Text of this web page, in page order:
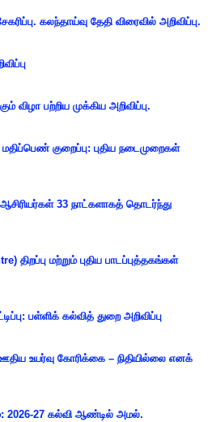
கலந்தாய்வு தேதி விரைவில் அறிவிப்பு.
பற்றிய முக்கிய அறிவிப்பு.
மதிப்பெண் குறைப்பு: புதிய நடைமுறைகள்
33 நாட்களாகத் தொடர்ந்து
திறப்பு மற்றும் புதிய பாடப்புத்தகங்கள்
பள்ளிக் கல்வித் துறை அறிவிப்பு
உயர்வு கோரிக்கை – நிதியில்லை எனக்
2026-27 கல்வி ஆண்டில் அமல்.